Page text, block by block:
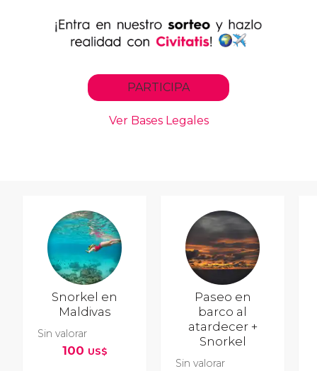
Snorkel en
Maldivas
Sin valorar
100 US$
Paseo en
barco al
atardecer +
Snorkel
Sin valorar